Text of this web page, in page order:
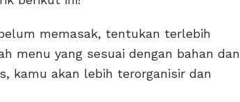
memasak, tentukan terlebih
menu yang sesuai dengan bahan dan
kamu akan lebih terorganisir dan